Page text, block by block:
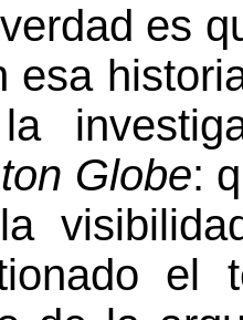
es
esa
Globe:
el